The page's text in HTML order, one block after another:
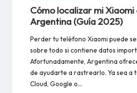
Cómo localizar mi Xiaomi
Argentina (Guía 2025)
Perder tu teléfono Xiaomi puede
sobre todo si contiene datos
Afortunadamente, Argentina
de ayudarte a rastrearlo. Ya sea a
Cloud, Google o…